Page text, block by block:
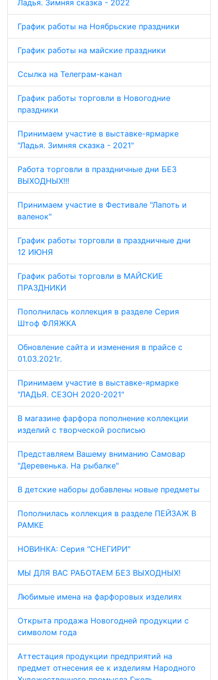
Ладья. Зимняя сказка - 2022
График работы на Ноябрьские праздники
График работы на майские праздники
Ссылка на Телеграм-канал
График работы торговли в Новогодние
праздники
Принимаем участие в выставке-ярмарке
"Ладья. Зимняя сказка - 2021"
Работа торговли в праздничные дни БЕЗ
ВЫХОДНЫХ!!!
Принимаем участие в Фестивале "Лапоть и
валенок"
График работы торговли в праздничные дни
12 ИЮНЯ
График работы торговли в МАЙСКИЕ
ПРАЗДНИКИ
Пополнилась коллекция в разделе Серия
Штоф ФЛЯЖКА
Обновление сайта и изменения в прайсе с
01.03.2021г.
Принимаем участие в выставке-ярмарке
"ЛАДЬЯ. СЕЗОН 2020-2021"
В магазине фарфора пополнение коллекции
изделий с творческой росписью
Представляем Вашему вниманию Самовар
"Деревенька. На рыбалке"
В детские наборы добавлены новые предметы
Пополнилась коллекция в разделе ПЕЙЗАЖ В
РАМКЕ
НОВИНКА: Серия "СНЕГИРИ"
МЫ ДЛЯ ВАС РАБОТАЕМ БЕЗ ВЫХОДНЫХ!
Любимые имена на фарфоровых изделиях
Открыта продажа Новогодней продукции с
символом года
Аттестация продукции предприятий на
предмет отнесения ее к изделиям Народного